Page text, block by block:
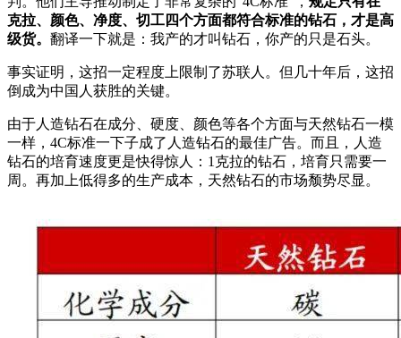
克拉、颜色、净度、切工四个方面都符合标准的钻石，才是高
级货。 翻译一下就是：我产的才叫钻石，你产的只是石头。
事实证明，这招一定程度上限制了苏联人。但几十年后，这招
倒成为中国人获胜的关键。
由于人造钻石在成分、硬度、颜色等各个方面与天然钻石一模
一样，4C标准一下子成了人造钻石的最佳广告。而且，人造
钻石的培育速度更是快得惊人：1克拉的钻石，培育只需要一
周。再加上低得多的生产成本，天然钻石的市场颓势尽显。